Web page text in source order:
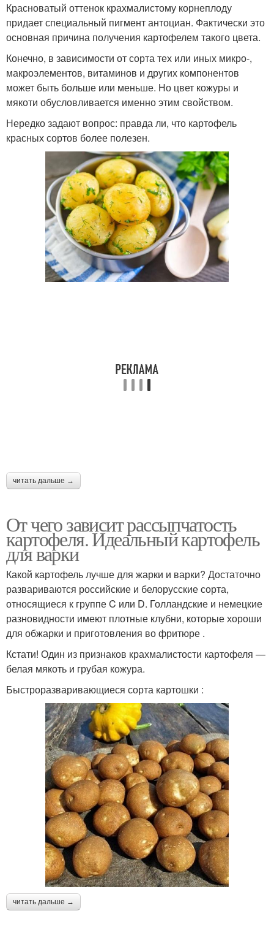
Красноватый оттенок крахмалистому корнеплоду
придает специальный пигмент антоциан. Фактически это
основная причина получения картофелем такого цвета.
Конечно, в зависимости от сорта тех или иных микро-,
макроэлементов, витаминов и других компонентов
может быть больше или меньше. Но цвет кожуры и
мякоти обусловливается именно этим свойством.
Нередко задают вопрос: правда ли, что картофель
красных сортов более полезен.
читать дальше →
От чего зависит рассыпчатость
картофеля. Идеальный картофель
для варки
Какой картофель лучше для жарки и варки? Достаточно
развариваются российские и белорусские сорта,
относящиеся к группе C или D. Голландские и немецкие
разновидности имеют плотные клубни, которые хороши
для обжарки и приготовления во фритюре .
Кстати! Один из признаков крахмалистости картофеля —
белая мякоть и грубая кожура.
Быстроразваривающиеся сорта картошки :
читать дальше →